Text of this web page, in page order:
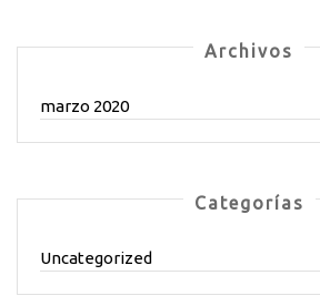
Archivos
marzo 2020
Categorías
Uncategorized